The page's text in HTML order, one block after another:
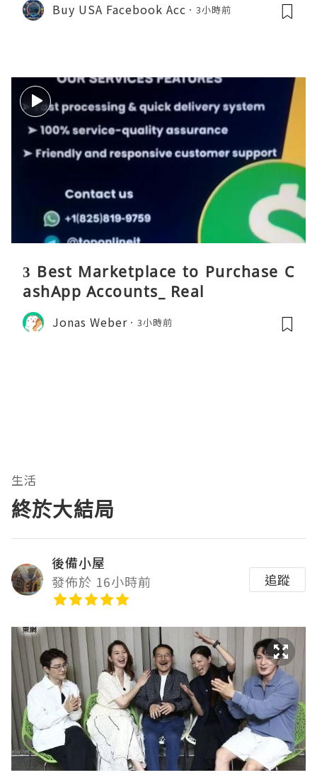
Buy USA Facebook Acc 3小時前
3 Best Marketplace to Purchase C
ashApp Accounts_ Real
Jonas Weber 3小時前
生活
終於大結局
後備小屋
發佈於 16小時前
追蹤